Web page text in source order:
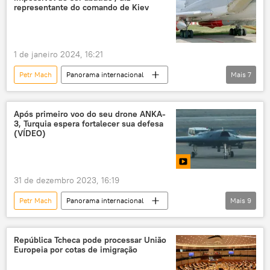
Estados Unidos
Defesa
Iraque
Paquistão
representante do comando de Kiev
1 de janeiro 2024, 16:21
Petr Mach
Panorama internacional
Rússia
Defesa
Ucrânia
Federação da Rússia
Kiev
Forças Armadas
Storm Tu-22
Mais 7
Após primeiro voo do seu drone ANKA-
3, Turquia espera fortalecer sua defesa
(VÍDEO)
31 de dezembro 2023, 16:19
Petr Mach
Panorama internacional
Defesa
Recep Tayyip Erdogan
Turquia
OTAN
Eurofighter Typhoon
Alemanha
Mais 9
República Tcheca pode processar União
Europeia por cotas de imigração